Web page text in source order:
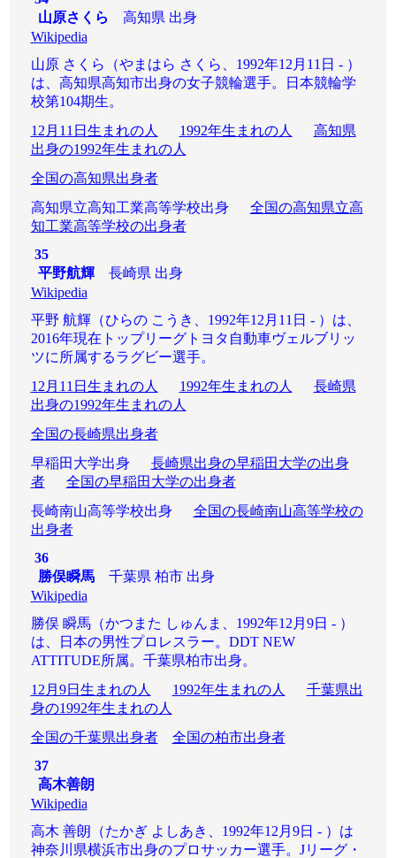
山原さくら 高知県 出身
Wikipedia
山原 さくら（やまはら さくら、1992年12月11日 - ）
は、高知県高知市出身の女子競輪選手。日本競輪学
校第104期生。
12月11日生まれの人
1992年生まれの人
高知県
出身の1992年生まれの人
全国の高知県出身者
高知県立高知工業高等学校出身 全国の高知県立高
知工業高等学校の出身者
35
平野航輝長崎県 出身
Wikipedia
平野 航輝（ひらの こうき、1992年12月11日 - ）は、
2016年現在トップリーグトヨタ自動車ヴェルブリッ
ツに所属するラグビー選手。
12月11日生まれの人
1992年生まれの人
長崎県
出身の1992年生まれの人
全国の長崎県出身者
早稲田大学出身 長崎県出身の早稲田大学の出身
者
全国の早稲田大学の出身者
長崎南山高等学校出身 全国の長崎南山高等学校の
出身者
36
勝俣瞬馬千葉県 柏市 出身
Wikipedia
勝俣 瞬馬（かつまた しゅんま、1992年12月9日 - ）
は、日本の男性プロレスラー。DDT NEW
ATTITUDE所属。千葉県柏市出身。
12月9日生まれの人
1992年生まれの人
千葉県出
身の1992年生まれの人
全国の千葉県出身者
全国の柏市出身者
37
高木善朗
Wikipedia
高木 善朗（たかぎ よしあき、1992年12月9日 - ）は
神奈川県横浜市出身のプロサッカー選手。Jリーグ・